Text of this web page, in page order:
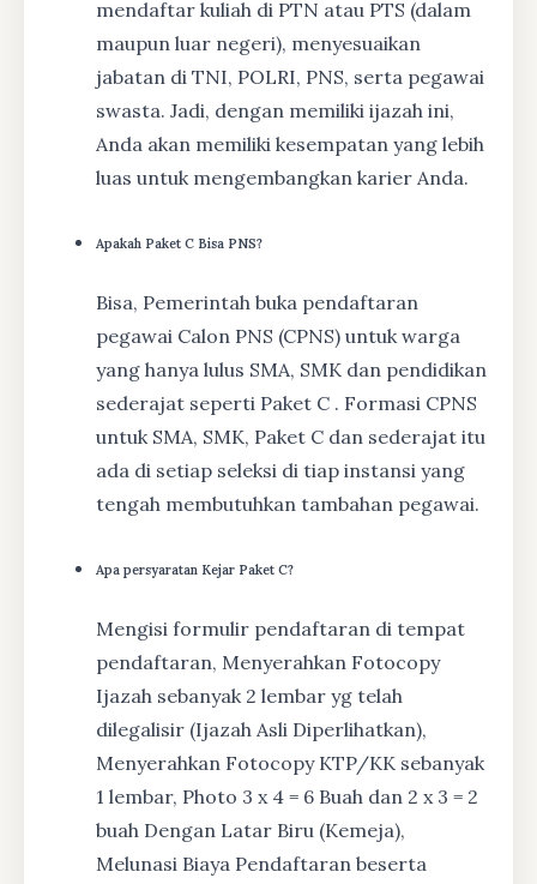
mendaftar kuliah di PTN atau PTS (dalam
maupun luar negeri), menyesuaikan
jabatan di TNI, POLRI, PNS, serta pegawai
swasta. Jadi, dengan memiliki ijazah ini,
Anda akan memiliki kesempatan yang lebih
luas untuk mengembangkan karier Anda.
Apakah Paket C Bisa PNS?
Bisa, Pemerintah buka pendaftaran
pegawai Calon PNS (CPNS) untuk warga
yang hanya lulus SMA, SMK dan pendidikan
sederajat seperti Paket C . Formasi CPNS
untuk SMA, SMK, Paket C dan sederajat itu
ada di setiap seleksi di tiap instansi yang
tengah membutuhkan tambahan pegawai.
Apa persyaratan Kejar Paket C?
Mengisi formulir pendaftaran di tempat
pendaftaran, Menyerahkan Fotocopy
Ijazah sebanyak 2 lembar yg telah
dilegalisir (Ijazah Asli Diperlihatkan),
Menyerahkan Fotocopy KTP/KK sebanyak
1 lembar, Photo 3 x 4 = 6 Buah dan 2 x 3 = 2
buah Dengan Latar Biru (Kemeja),
Melunasi Biaya Pendaftaran beserta